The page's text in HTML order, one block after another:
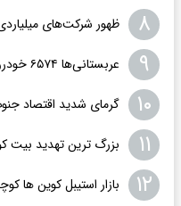
۸ ظهور شرکت‌های
۹ عربستانی‌ها ۶۵۷۴ خودروی بی‌ام‌وی را پس دادند!
۱۰ گرمای شدید اقتصاد
۱۱ بزرگ ترین تهدید بیت
۱۲ بازار استیبل کوین ها